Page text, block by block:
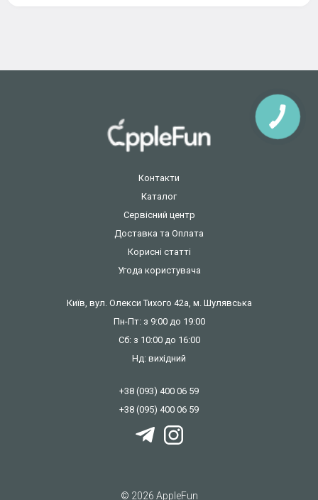
Контакти
Каталог
Сервісний центр
Доставка та Оплата
Корисні статті
Угода користувача
Київ, вул. Олекси Тихого 42а, м. Шулявська
Пн-Пт: з 9:00 до 19:00
Сб: з 10:00 до 16:00
Нд: вихідний
+38 (093) 400 06 59
+38 (095) 400 06 59
© 2026 AppleFun